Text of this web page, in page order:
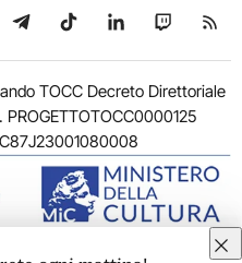
su WhatsApp
Seguici su Telegram
Seguici su TikTok
Seguici su
Seguici
TOCC Decreto Direttoriale